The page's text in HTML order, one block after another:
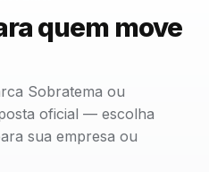
quem move
Sobratema ou
oficial — escolha
sua empresa ou